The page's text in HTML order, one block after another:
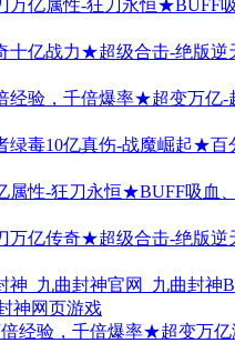
万亿属性-狂刀永恒★BUFF
十亿战力★超级合击-绝版逆
经验，千倍爆率★超变万亿-
绿毒10亿真伤-战魔崛起★百
属性-狂刀永恒★BUFF吸血
万亿传奇★超级合击-绝版逆
神_九曲封神官网_九曲封神
神网页游戏
倍经验，千倍爆率★超变万